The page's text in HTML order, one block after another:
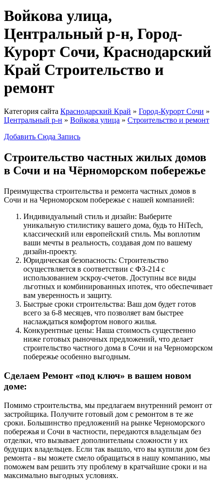
Войкова улица,
Центральный р-н, Город-
Курорт Сочи, Краснодарский
Край Строительство и
ремонт
Категория сайта Краснодарский Край » Город-Курорт Сочи »
Центральный р-н » Войкова улица » Строительство и ремонт
Добавить Сюда Запись
Строительство частных жилых домов
в Сочи и на Чёрноморском побережье
Преимущества строительства и ремонта частных домов в
Сочи и на Черноморском побережье с нашей компанией:
Индивидуальный стиль и дизайн: Выберите
уникальную стилистику вашего дома, будь то HiTech,
классический или европейский стиль. Мы воплотим
ваши мечты в реальность, создавая дом по вашему
дизайн-проекту.
Юридическая безопасность: Строительство
осуществляется в соответствии с ФЗ-214 с
использованием эскроу-счетов. Доступны все виды
льготных и комбинированных ипотек, что обеспечивает
вам уверенность и защиту.
Быстрые сроки строительства: Ваш дом будет готов
всего за 6-8 месяцев, что позволяет вам быстрее
наслаждаться комфортом нового жилья.
Конкурентные цены: Наша стоимость существенно
ниже готовых рыночных предложений, что делает
строительство частного дома в Сочи и на Черноморском
побережье особенно выгодным.
Сделаем Ремонт «под ключ» в вашем новом
доме:
Помимо строительства, мы предлагаем внутренний ремонт от
застройщика. Получите готовый дом с ремонтом в те же
сроки. Большинство предложений на рынке Черноморского
побережья и Сочи в частности, передаются владельцам без
отделки, что вызывает дополнительны сложности у их
будущих владельцев. Если так вышло, что вы купили дом без
ремонта - вы можете смело обращаться в нашу компанию, мы
поможем вам решить эту проблему в кратчайшие сроки и на
максимально выгодных условиях.